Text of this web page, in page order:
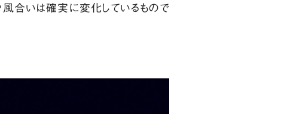
風合いは確実に変化しているもので